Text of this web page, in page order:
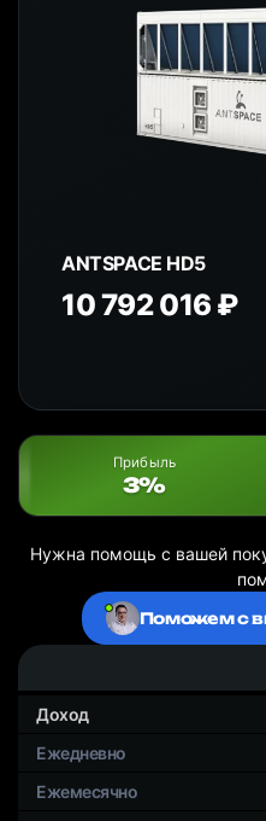
ANTSPACE HD5
10 792 016 ₽
Прибыль
3%
Нужна помощь с вашей
Поможем с
Доход